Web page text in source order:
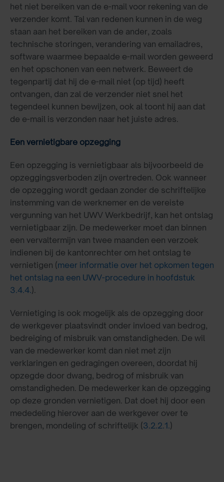
het niet bereiken van de e-mail voor rekening van de
verzender komt. Tal van redenen kunnen in de weg
staan aan het bereiken van de ander, zoals
technische storingen, verandering van emailadres,
software waarmee bepaalde e-mail worden geweerd
en het opschonen van een netwerk. Beweert de
tegenpartij dat hij de e-mail niet (op tijd) heeft
ontvangen, dan zal de verzender niet snel het
tegendeel kunnen bewijzen, ook al toont hij aan dat
de e-mail is verzonden naar het juiste adres.
Een vernietigbare opzegging
Een opzegging is vernietigbaar als bijvoorbeeld de
opzeggingsverboden zijn overtreden. Ook wanneer
de opzegging wordt gedaan zonder de schriftelijke
instemming van de werknemer en de vereiste
vergunning van het UWV Werkbedrijf, kan het ontslag
vernietigbaar zijn. De medewerker moet dan binnen
een vervaltermijn van twee maanden een verzoek
indienen bij de kantonrechter om het ontslag te
vernietigen (meer informatie over het opkomen tegen
het ontslag na een UWV-procedure in hoofdstuk
3.4.4.).
Vernietiging is ook mogelijk als de opzegging door
de werkgever plaatsvindt onder invloed van bedrog,
bedreiging of misbruik van omstandigheden. De wil
van de medewerker komt dan niet met zijn
verklaringen en gedragingen overeen, doordat hij
opzegde door dwang, bedrog of misbruik van
omstandigheden. De medewerker kan de opzegging
op deze gronden vernietigen. Dat doet hij door een
mededeling hierover aan de werkgever over te
brengen, mondeling of schriftelijk (3.2.2.1.)